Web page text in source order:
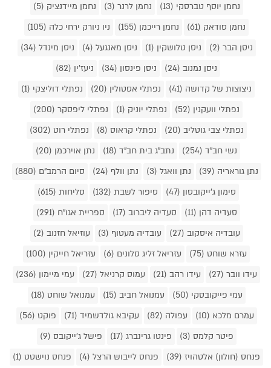
נחמן יוסף טברסקי (13)
נחמן לרנר (3)
נחמן מיידנציק (5)
נחמן סודאק (61)
נחמן רייכמן (155)
ניו ניורק ירחי כלה (105)
ניסן הבר (2)
ניסן טלושקין (1) ניסן מאנגעל (4)
ניסן מינדל (34)
ניסן נמנוב (24)
ניסן פינסון (34)
ניעז'ין (82)
ניצוצות של קדושה (41)
נפתלי אסטולין (20)
נפתלי דוליצקי (1)
נפתלי וועקנין (52)
נפתלי יוניק (1)
נפתלי ליפסקר (200)
נפתלי צבי גוטליב (20)
נפתלי קראוס (8)
נפתלי רוט (302)
נשי חב"ד (254)
נתב"ג בית חב"ד (18)
נתן אוירכמן (20)
נתן גוראריה (39)
נתן וואגל (3) נתן וולף (24)
סיום הרמב"ם (880)
סימון ג'ייקובסון (47)
סיפור לשבת (132)
סליחות (615)
סעדיה דהן (11)
סעדיה ליברוב (17)
ספריית אגו"ח (291)
עובדיה איסקוב (27)
עובדיה מעטוף (3)
עוזיאל חזנוב (2)
עזרא שוחט (75)
עזריאל זליג סלונים (6)
עזריאל חייקין (100)
עידו וובר (27)
עידו רהב (21) עמוס קרניאל (27)
עמי מיימון (236)
עמי פייקובסקי (50)
עמנואל חביב (15)
עמנואל שוחט (18)
עמרם מלכא (10)
עפולה (82) עקיבא גולדשמיד (71)
פוקט (56)
פיטר קלמס (3)
פינטו גרינברג (17)
פישל ג'ייקובס (9)
פנחס (חולון) אלטהויז (39)
פנחס לייבוש הרצל (4)
פנחס נוישטט (1)